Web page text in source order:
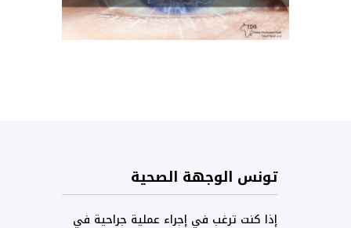
تونس الوجهة الصحية
إذا كنت ترغب في إجراء عملية جراحية في